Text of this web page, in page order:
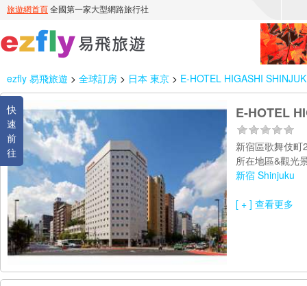
ezfly 易飛旅遊 > 全球訂房 > 日本 東京 > E-HOTEL HIGASHI
快
速
前
往
E-HOTEL
新宿區歌舞伎
所在地區&觀光
新宿 Shinjuku
[ + ] 查看更多